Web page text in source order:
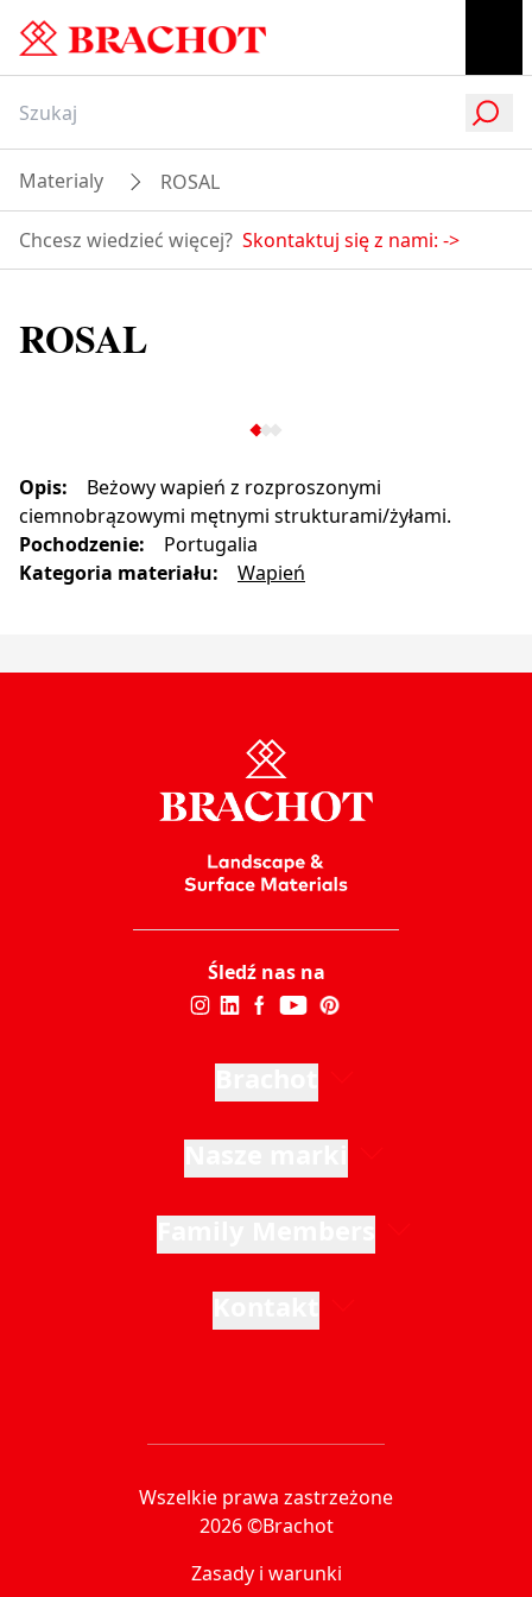
Materialy ROSAL
Chcesz wiedzieć więcej? Skontaktuj się z nami: ->
ROSAL
Opis:
Beżowy wapień z rozproszonymi
ciemnobrązowymi mętnymi strukturami/żyłami.
Pochodzenie:
Portugalia
Kategoria materiału: Wapień
Śledź nas na
Wszelkie prawa zastrzeżone
2026 ©Brachot
Zasady i warunki